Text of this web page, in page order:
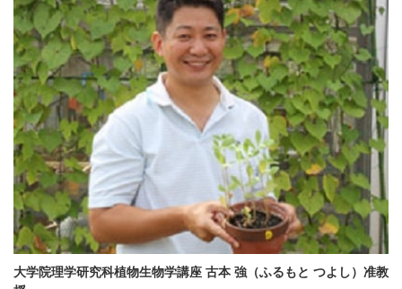
大学院理学研究科植物生物学講座 古本 強（ふるもと つよし）准教